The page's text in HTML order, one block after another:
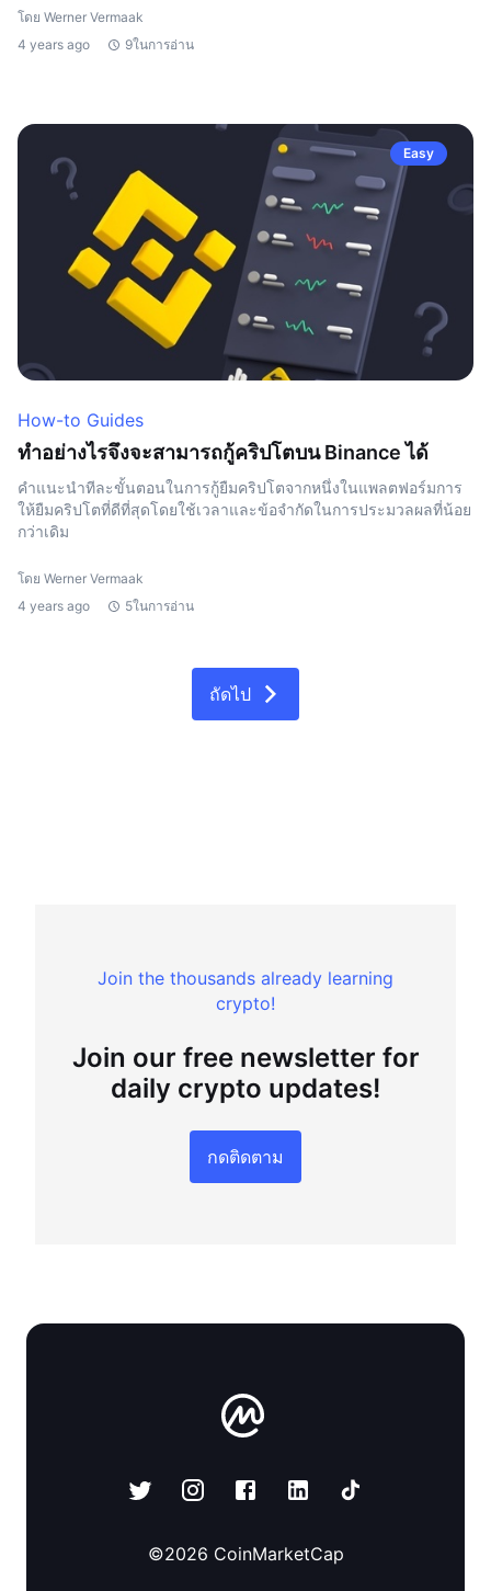
โดย Werner Vermaak
4 years ago
9ในการอ่าน
Easy
How-to Guides
ทำอย่างไรจึงจะสามารถกู้คริปโตบน Binance ได้
คำแนะนำทีละขั้นตอนในการกู้ยืมคริปโตจากหนึ่งในแพลตฟอร์มการ
ให้ยืมคริปโตที่ดีที่สุดโดยใช้เวลาและข้อจำกัดในการประมวลผลที่น้อย
กว่าเดิม
โดย Werner Vermaak
4 years ago
5ในการอ่าน
ถัดไป
Join the thousands already learning
crypto!
Join our free newsletter for
daily crypto updates!
กดติดตาม
©2026 CoinMarketCap